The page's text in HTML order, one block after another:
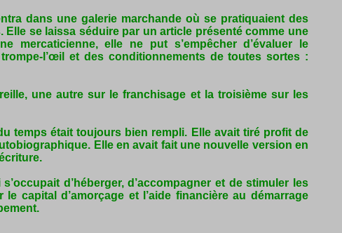
dans une galerie marchande où se pratiquaient des
se laissa séduire par un article présenté comme une
mercaticienne, elle ne put s’empêcher d’évaluer le
l’œil et des conditionnements de toutes sortes :
une autre sur le franchisage et la troisième sur les
temps était toujours bien rempli. Elle avait tiré profit de
Elle en avait fait une nouvelle version en
d’héberger, d’accompagner et de stimuler les
capital d’amorçage et l’aide financière au démarrage